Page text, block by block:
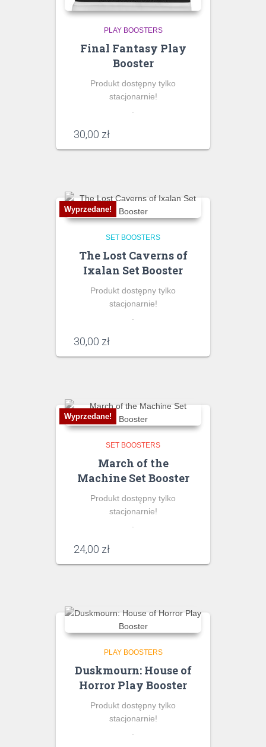
PLAY BOOSTERS
Final Fantasy Play
Booster
Produkt dostępny tylko
stacjonarnie!
30,00 zł
Wyprzedane!
SET BOOSTERS
The Lost Caverns of
Ixalan Set Booster
Produkt dostępny tylko
stacjonarnie!
.
30,00 zł
Wyprzedane!
SET BOOSTERS
March of the
Machine Set Booster
Produkt dostępny tylko
stacjonarnie!
24,00 zł
PLAY BOOSTERS
Duskmourn: House of
Horror Play Booster
Produkt dostępny tylko
stacjonarnie!